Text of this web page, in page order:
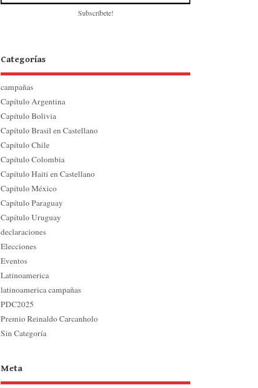
Subscríbete!
Categorías
campañas
Capítulo Argentina
Capítulo Bolivia
Capítulo Brasil en Castellano
Capítulo Chile
Capítulo Colombia
Capítulo Haiti en Castellano
Capítulo México
Capítulo Paraguay
Capítulo Uruguay
declaraciones
Elecciones
Eventos
Latinoamerica
latinoamerica campañas
PDC2025
Premio Reinaldo Carcanholo
Sin Categoría
Meta